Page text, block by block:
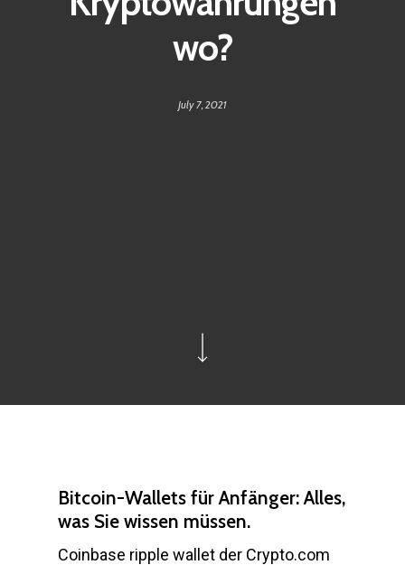
wo?
July 7, 2021
Bitcoin-Wallets für Anfänger: Alles,
was Sie wissen müssen.
Coinbase ripple wallet der Crypto.com